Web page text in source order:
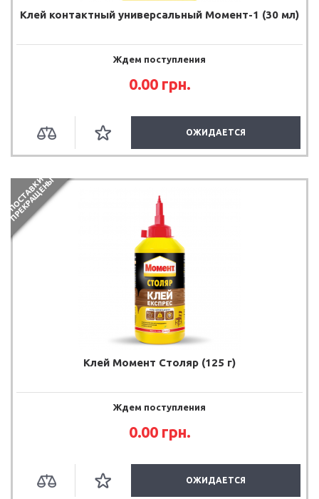
Клей контактный универсальный Момент-1 (30 мл)
Ждем поступления
0.00 грн.
ОЖИДАЕТСЯ
П
О
С
Т
А
В
К
И
П
Р
Е
К
Р
А
Щ
Е
Н
Ы
Клей Момент Столяр (125 г)
Ждем поступления
0.00 грн.
ОЖИДАЕТСЯ